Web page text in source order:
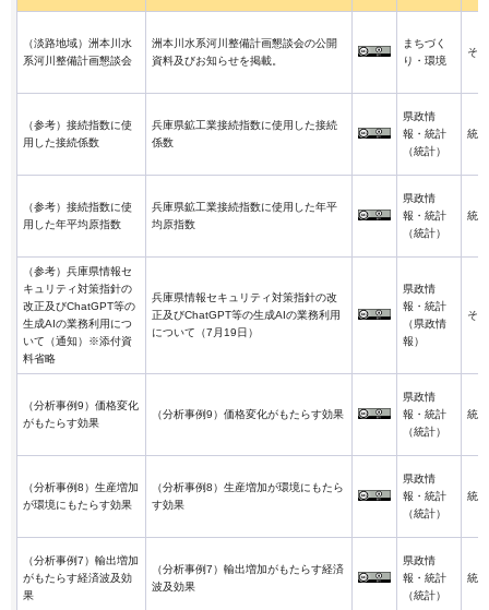
（淡路地域）洲本川水
系河川整備計画懇談会
洲本川水系河川整備計画懇談会の公開
資料及びお知らせを掲載。
まちづく
り・環境
そ
（参考）接続指数に使
用した接続係数
兵庫県鉱工業接続指数に使用した接続
係数
県政情
報・統計
（統計）
統計
（参考）接続指数に使
用した年平均原指数
兵庫県鉱工業接続指数に使用した年平
均原指数
県政情
報・統計
（統計）
統計
（参考）兵庫県情報セ
キュリティ対策指針の
改正及びChatGPT等の
生成AIの業務利用につ
いて（通知）※添付資
料省略
兵庫県情報セキュリティ対策指針の改
正及びChatGPT等の生成AIの業務利用
について（7月19日）
県政情
報・統計
（県政情
報）
そ
（分析事例9）価格変化
がもたらす効果
（分析事例9）価格変化がもたらす効果
県政情
報・統計
（統計）
統計
（分析事例8）生産増加
が環境にもたらす効果
（分析事例8）生産増加が環境にもたら
す効果
県政情
報・統計
（統計）
統計
（分析事例7）輸出増加
がもたらす経済波及効
果
（分析事例7）輸出増加がもたらす経済
波及効果
県政情
報・統計
（統計）
統計